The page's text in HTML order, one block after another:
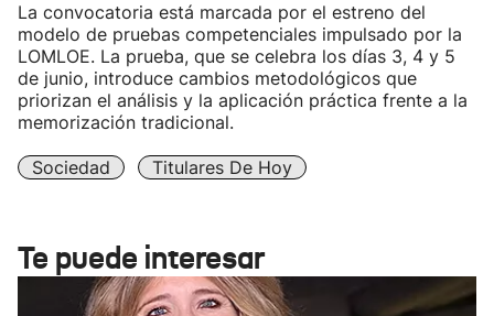
La convocatoria está marcada por el estreno del
modelo de pruebas competenciales impulsado por la
LOMLOE. La prueba, que se celebra los días 3, 4 y 5
de junio, introduce cambios metodológicos que
priorizan el análisis y la aplicación práctica frente a la
memorización tradicional.
Sociedad Titulares De Hoy
Te puede interesar